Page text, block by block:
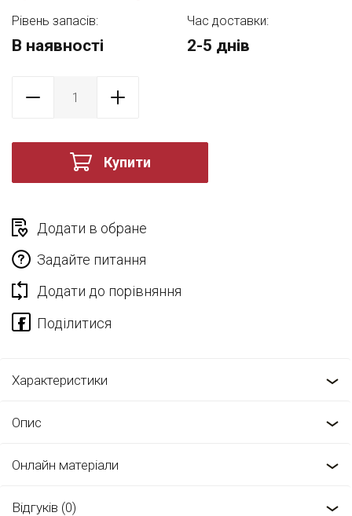
Рівень запасів:
В наявності
Час доставки:
2-5 днів
Купити
Додати в обране
Задайте питання
Додати до порівняння
Характеристики
Опис
Онлайн матеріали
Відгуків (0)